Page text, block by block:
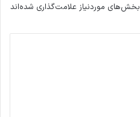
بخش‌های موردنیاز علامت‌گذاری شده‌اند